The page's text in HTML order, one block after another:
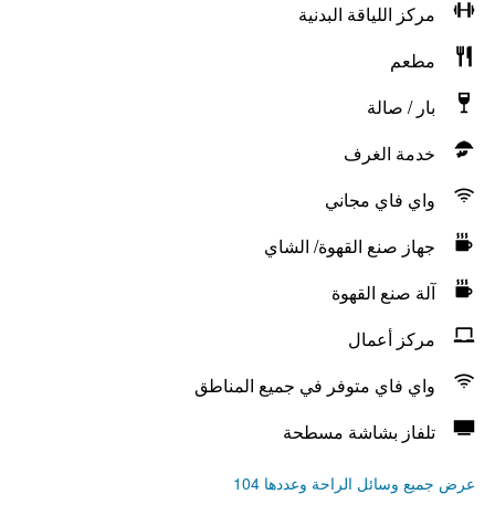
مركز اللياقة البدنية
مطعم
بار / صالة
خدمة الغرف
واي فاي مجاني
جهاز صنع القهوة/ الشاي
آلة صنع القهوة
مركز أعمال
واي فاي متوفر في جميع المناطق
تلفاز بشاشة مسطحة
عرض جميع وسائل الراحة وعددها 104